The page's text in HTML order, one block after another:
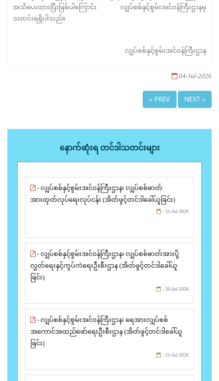
အသိပေးထားပြီးဖြစ်ပါကြောင်း လျှပ်စစ်နှင့်စွမ်းအင်ဝန်ကြီးဌာနမှ
သတင်းရရှိပါသည်။
လျှပ်စစ်နှင့်စွမ်းအင်ဝန်ကြီးဌာန
04-Jul-2026
« PREV NEXT »
နောက်ဆုံးရ တင်ဒါသတင်းများ
- လျှပ်စစ်နှင့်စွမ်းအင်ဝန်ကြီးဌာန၊ လျှပ်စစ်ဓာတ်
အားထုတ်လုပ်ရေးလုပ်ငန်း (အိတ်ဖွင့်တင်ဒါခေါ်ယူခြင်း)
- 31-Jul-2026
- လျှပ်စစ်နှင့်စွမ်းအင်ဝန်ကြီးဌာန၊ လျှပ်စစ်ဓာတ်အားပို့
လွှတ်ရေးနှင့်ကွပ်ကဲရေးဦးစီးဌာန (အိတ်ဖွင့်တင်ဒါခေါ်ယူ
ခြင်း)
- 30-Jul-2026
- လျှပ်စစ်နှင့်စွမ်းအင်ဝန်ကြီးဌာန၊ ရေအားလျှပ်စစ်
အကောင်အထည်ဖော်ရေးဦးစီးဌာန (အိတ်ဖွင့်တင်ဒါခေါ်ယူ
ခြင်း)
- 21-Jul-2026